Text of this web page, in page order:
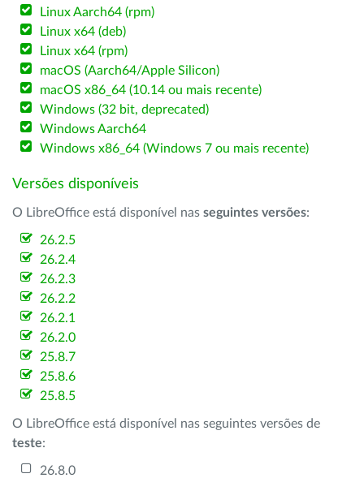
Linux Aarch64 (rpm)
Linux x64 (deb)
Linux x64 (rpm)
macOS (Aarch64/Apple Silicon)
macOS x86_64 (10.14 ou mais recente)
Windows (32 bit, deprecated)
Windows Aarch64
Windows x86_64 (Windows 7 ou mais recente)
Versões disponíveis
O LibreOffice está disponível nas seguintes versões:
26.2.5
26.2.4
26.2.3
26.2.2
26.2.1
26.2.0
25.8.7
25.8.6
25.8.5
O LibreOffice está disponível nas seguintes versões de
teste:
26.8.0